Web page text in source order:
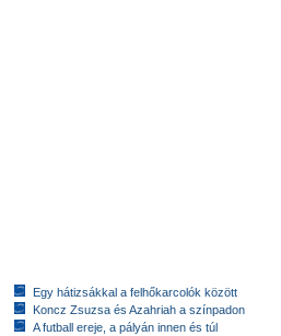
Egy hátizsákkal a felhőkarcolók között
Koncz Zsuzsa és Azahriah a színpadon
A futball ereje, a pályán innen és túl